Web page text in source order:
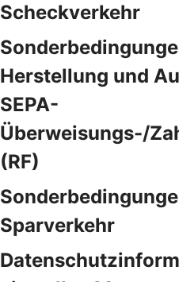
Scheckverkehr
Herstellung und
SEPA-
Überweisungs-/
(RF)
Sparverkehr